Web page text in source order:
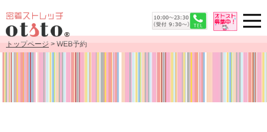
トップページ > WEB予約